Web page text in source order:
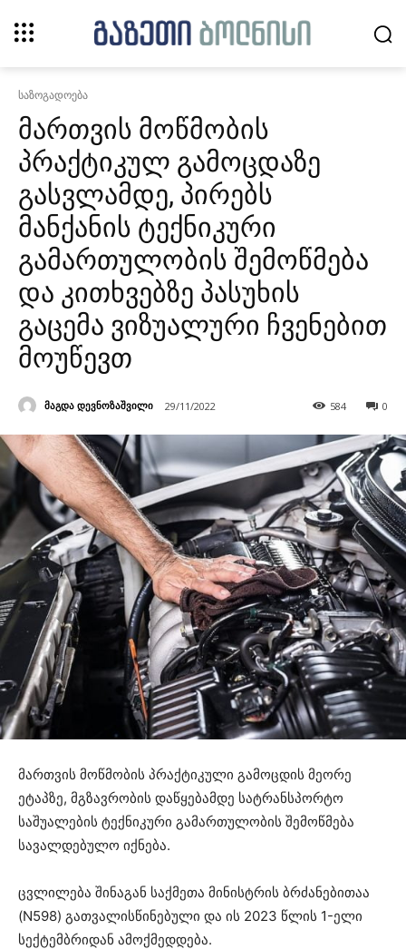
საზოგადოება
მართვის მოწმობის
პრაქტიკულ გამოცდაზე
გასვლამდე, პირებს
მანქანის ტექნიკური
გამართულობის შემოწმება
და კითხვებზე პასუხის
გაცემა ვიზუალური ჩვენებით
მოუწევთ
მაგდა დევნოზაშვილი 29/11/2022 0
584
მართვის მოწმობის პრაქტიკული გამოცდის მეორე
ეტაპზე, მგზავრობის დაწყებამდე სატრანსპორტო
საშუალების ტექნიკური გამართულობის შემოწმება
სავალდებულო იქნება.
ცვლილება შინაგან საქმეთა მინისტრის ბრძანებითაა
(N598) გათვალისწინებული და ის 2023 წლის 1-ელი
სექტემბრიდან ამოქმედდება.